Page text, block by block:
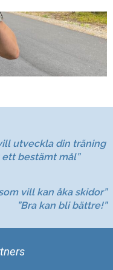
utveckla din träning
bestämt mål”
vill kan åka skidor”
”Bra kan bli bättre!”